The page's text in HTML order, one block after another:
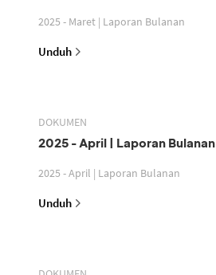
2025 - Maret | Laporan Bulanan
Unduh
DOKUMEN
2025 - April | Laporan Bulanan
2025 - April | Laporan Bulanan
Unduh